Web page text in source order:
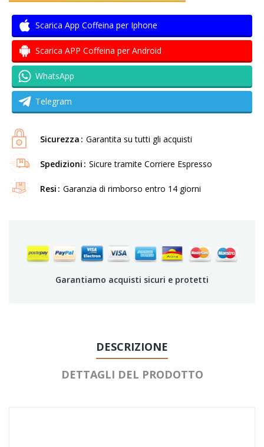
Scarica App Coffeina per Iphone
Scarica APP Coffeina per Android
WhatsApp
Telegram
Sicurezza Garantita su tutti gli acquisti
Spedizioni Sicure tramite Corriere Espresso
Resi Garanzia di rimborso entro 14 giorni
Garantiamo acquisti sicuri e protetti
DESCRIZIONE
DETTAGLI DEL PRODOTTO